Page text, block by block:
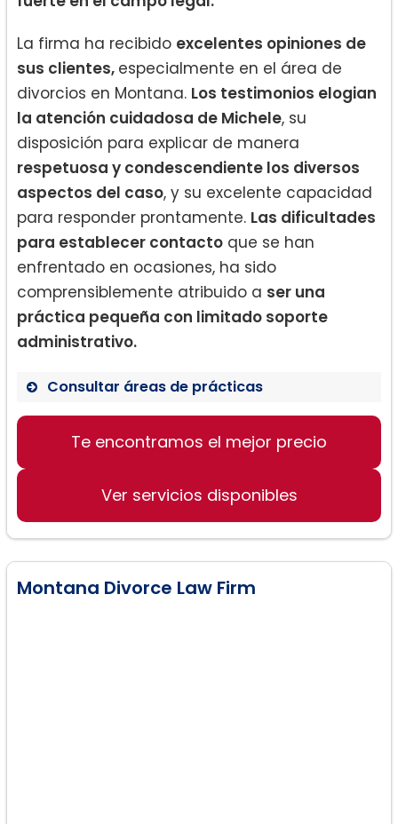
La firma ha recibido excelentes opiniones de
sus clientes, especialmente en el área de
divorcios en Montana. Los testimonios elogian
la atención cuidadosa de Michele, su
disposición para explicar de manera
respetuosa y condescendiente los diversos
aspectos del caso, y su excelente capacidad
para responder prontamente. Las dificultades
para establecer contacto que se han
enfrentado en ocasiones, ha sido
comprensiblemente atribuido a ser una
práctica pequeña con limitado soporte
administrativo.
Consultar áreas de prácticas
Divorcio y separación
Asuntos relacionados con la custodia
de los hijos
Te encontramos el mejor precio
Ver servicios disponibles
Montana Divorce Law Firm